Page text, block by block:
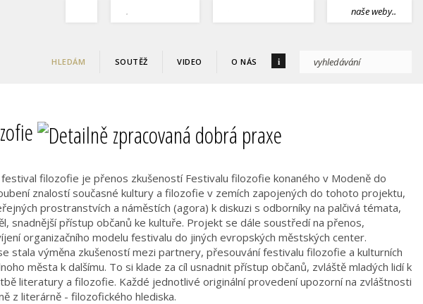
naše weby..
.
HLEDÁM SOUTĚŽ VIDEO O NÁS i
filozofie je přenos zkušeností Festivalu filozofie konaného v Modeně do
znalostí současné kultury a filozofie v zemích zapojených do tohoto projektu,
prostranstvích a náměstích (agora) k diskuzi s odborníky na palčivá témata,
snadnější přístup občanů ke kultuře. Projekt se dále soustředí na přenos,
organizačního modelu festivalu do jiných evropských městských center.
stala výměna zkušeností mezi partnery, přesouvání festivalu filozofie a kulturních
města k dalšímu. To si klade za cíl usnadnit přístup občanů, zvláště mladých lidí k
literatury a filozofie. Každé jednotlivé originální provedení upozorní na zvláštnosti
z literárně - filozofického hlediska.